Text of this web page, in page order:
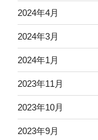
2024年4月
2024年3月
2024年1月
2023年11月
2023年10月
2023年9月